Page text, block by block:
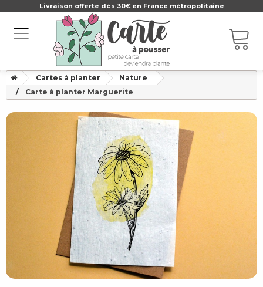
Livraison offerte dès 30€ en France métropolitaine
Cartes à planter
Nature
Carte à planter Marguerite